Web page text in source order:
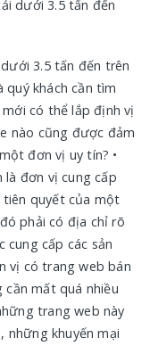
3.5 tấn đến trên
khách cần tìm
có thể lắp định vị
nào cũng được đảm
đơn vị uy tín? •
đơn vị cung cấp
tiên quyết của một
phải có địa chỉ rõ
cung cấp các sản
vị có trang web bán
cần mất quá nhiều
trang web này
những khuyến mại